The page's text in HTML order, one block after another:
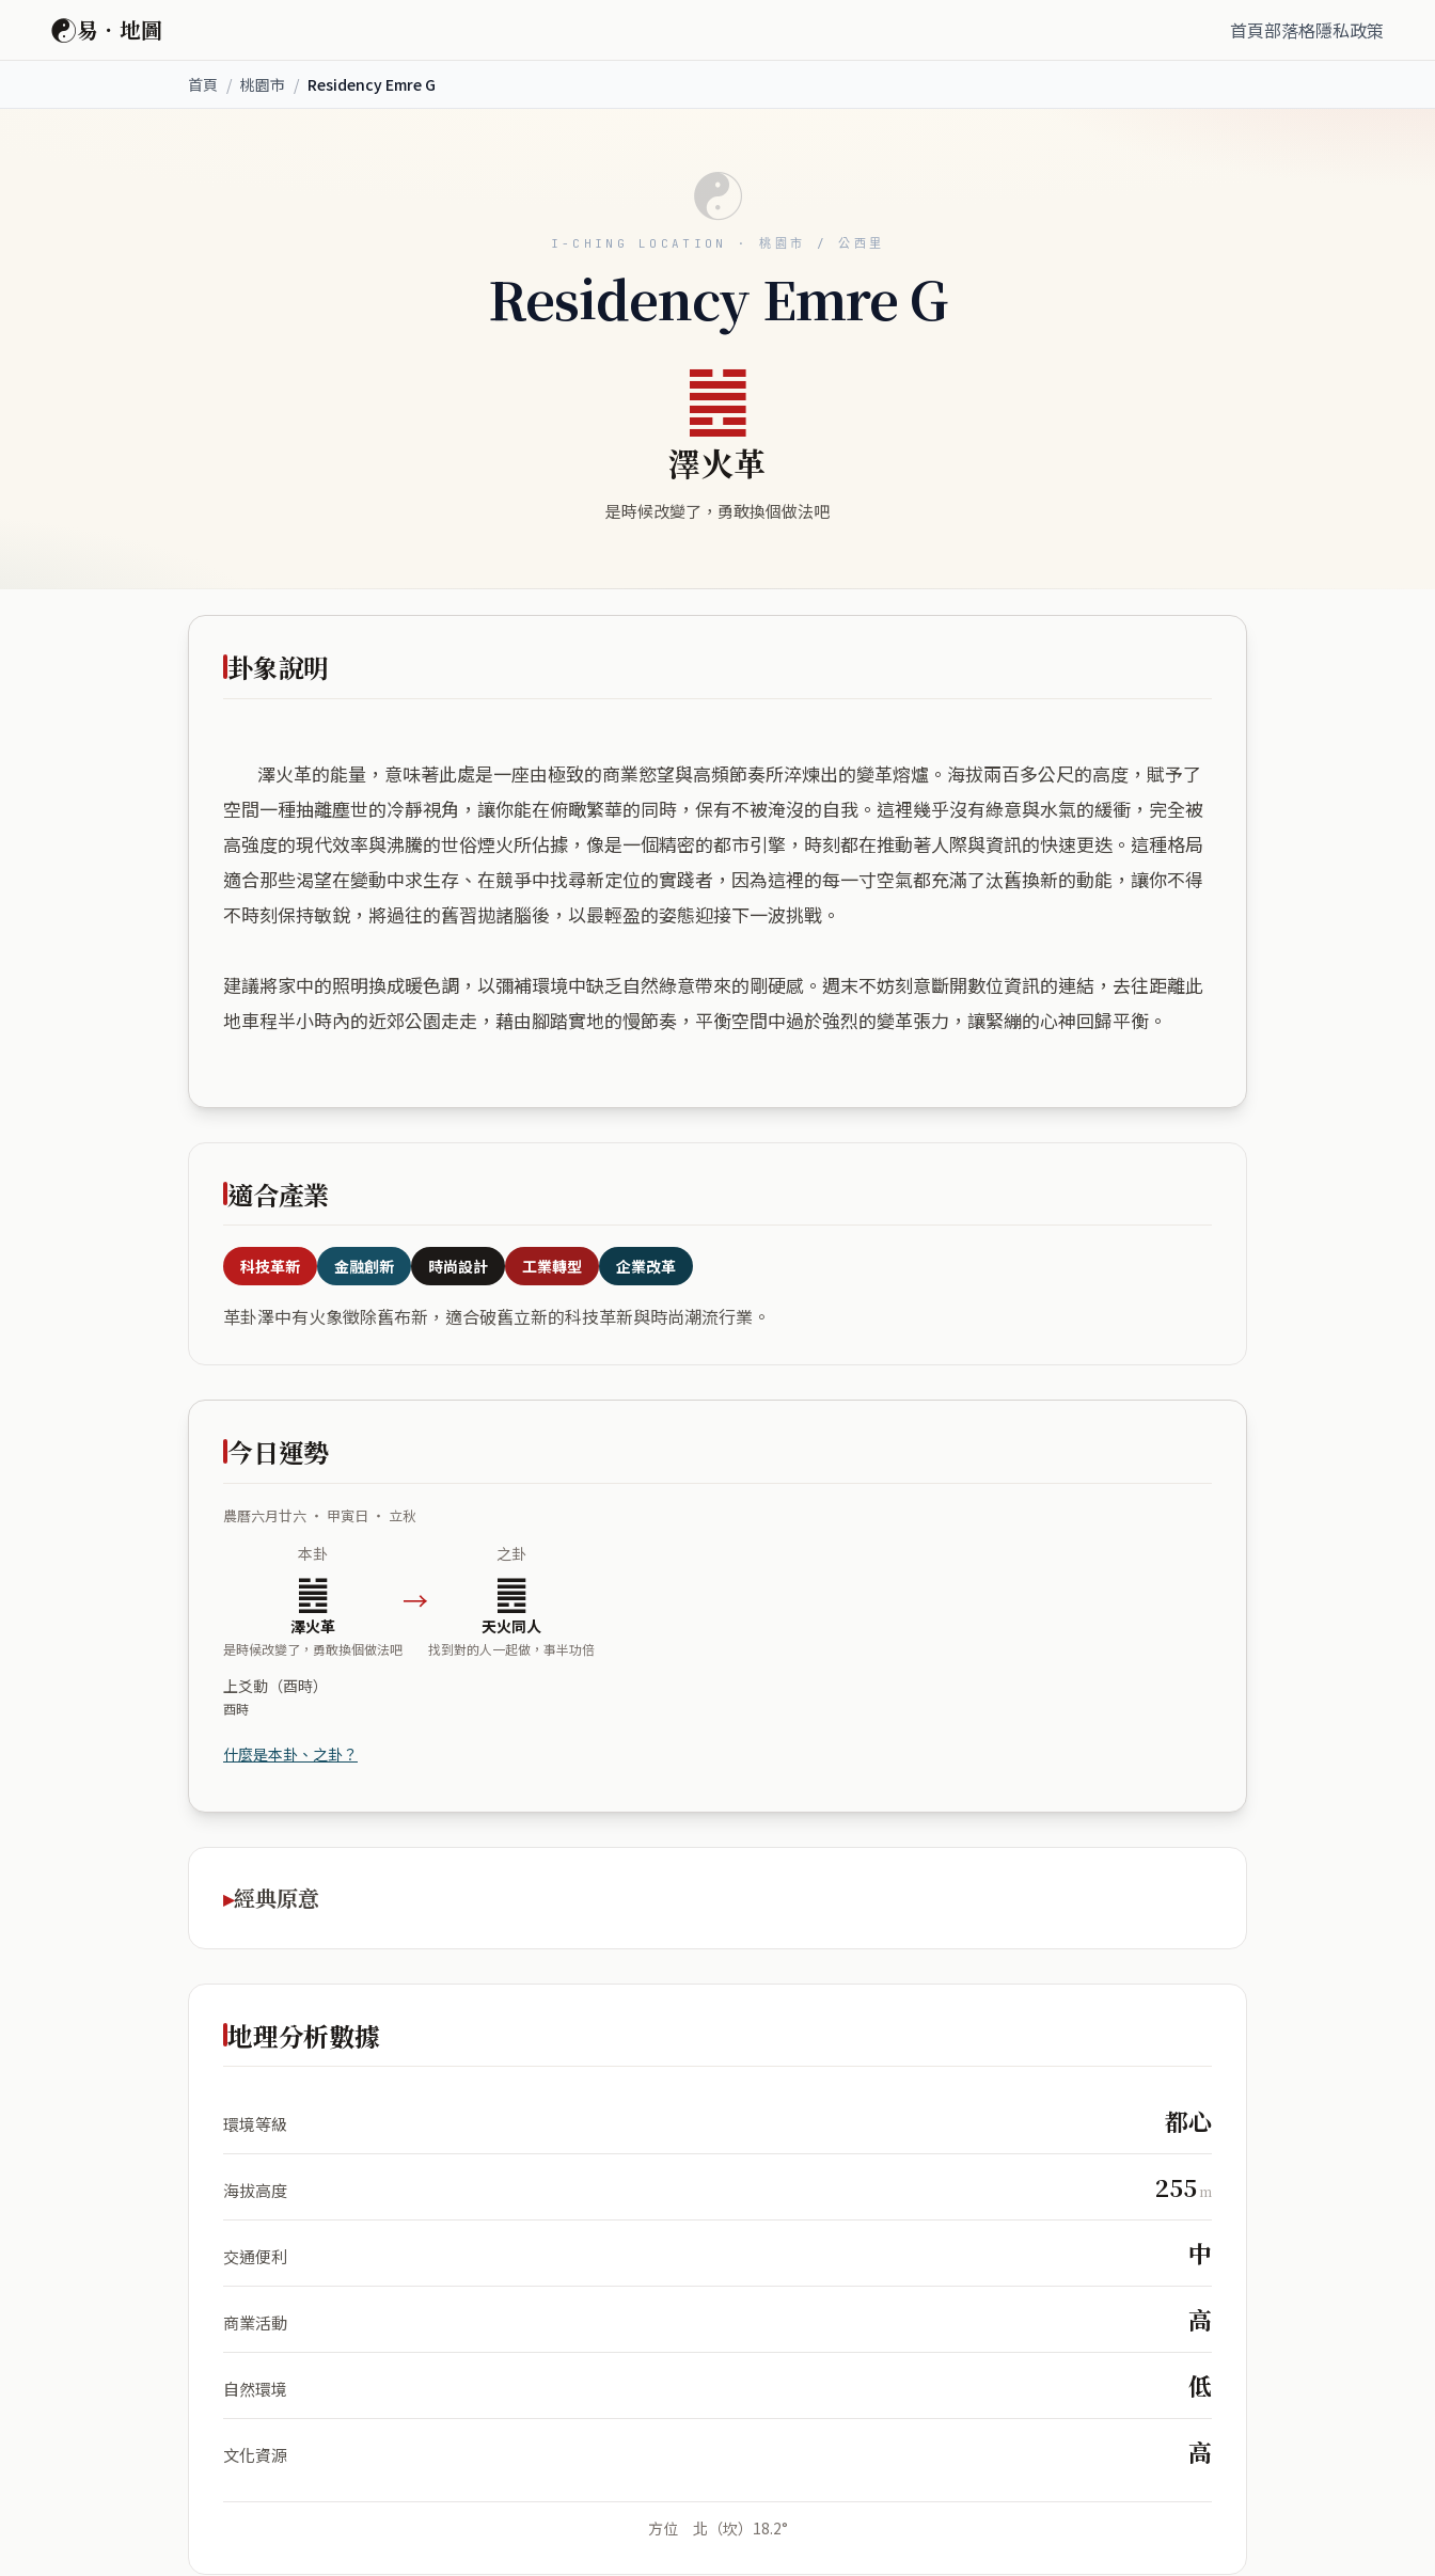
☯易．地圖 首頁部落格隱私政策
首頁 / 桃園市 / Residency Emre G
☯
I-CHING LOCATION · 桃園市 / 公西里
Residency Emre G
䷰
澤火革
是時候改變了，勇敢換個做法吧
卦象說明
空間一種抽離塵世的冷靜視角，讓你能在俯瞰繁華的同時，保有不被淹沒的自我。這裡幾乎沒有綠意與水氣的緩衝，完全被
高強度的現代效率與沸騰的世俗煙火所佔據，像是一個精密的都市引擎，時刻都在推動著人際與資訊的快速更迭。這種格局
適合那些渴望在變動中求生存、在競爭中找尋新定位的實踐者，因為這裡的每一寸空氣都充滿了汰舊換新的動能，讓你不得
不時刻保持敏銳，將過往的舊習拋諸腦後，以最輕盈的姿態迎接下一波挑戰。
建議將家中的照明換成暖色調，以彌補環境中缺乏自然綠意帶來的剛硬感。週末不妨刻意斷開數位資訊的連結，去往距離此
地車程半小時內的近郊公園走走，藉由腳踏實地的慢節奏，平衡空間中過於強烈的變革張力，讓緊繃的心神回歸平衡。
適合產業
科技革新 金融創新 時尚設計 工業轉型 企業改革
革卦澤中有火象徵除舊布新，適合破舊立新的科技革新與時尚潮流行業。
今日運勢
農曆六月廿六 ・ 甲寅日 ・ 立秋
本卦
䷰
澤火革
是時候改變了，勇敢換個做法吧
→
之卦
䷌
天火同人
找到對的人一起做，事半功倍
上爻動（酉時）
酉時
什麼是本卦、之卦？
經典原意
地理分析數據
環境等級 都心
海拔高度 255 m
交通便利 中
商業活動 高
自然環境 低
文化資源 高
方位 北（坎）18.2°